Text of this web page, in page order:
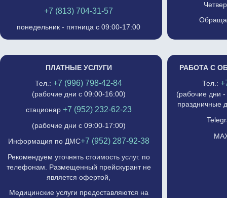
+7 (813) 704-31-57
понедельник - пятница с 09:00-17:00
ПЛАТНЫЕ УСЛУГИ
Тел.: +7 (996) 798-42-84
(рабочие дни с 09:00-16:00)
стационар +7 (952) 232-62-23
(рабочие дни с 09:00-17:00)
Информация по ДМС+7 (952) 287-92-38
Рекомендуем уточнять стоимость услуг. по
телефонам. Размещенный прейскурант не
является офертой,
Медицинские услуги предоставляются на
РАБОТА С
Тел.:
(рабочие дни
праздничные